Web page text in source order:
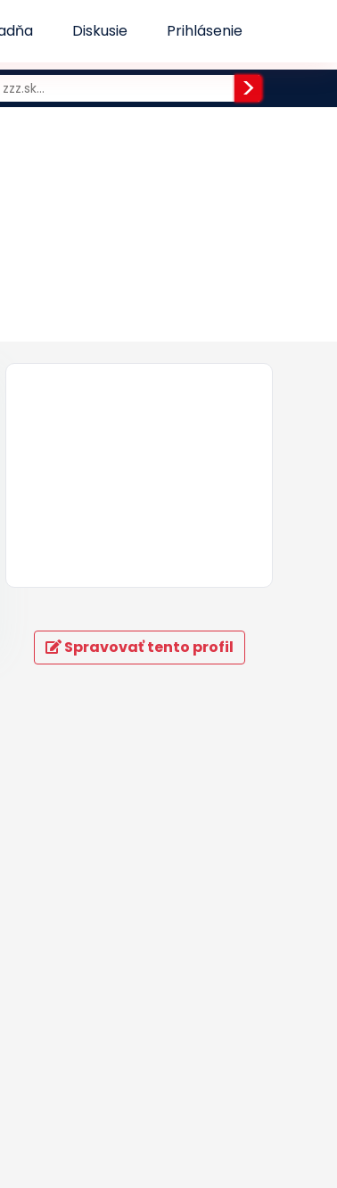
Diskusie Prihlásenie
Spravovať tento profil